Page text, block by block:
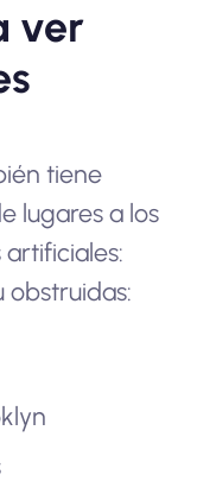
ver
tiene
lugares a los
obstruidas: